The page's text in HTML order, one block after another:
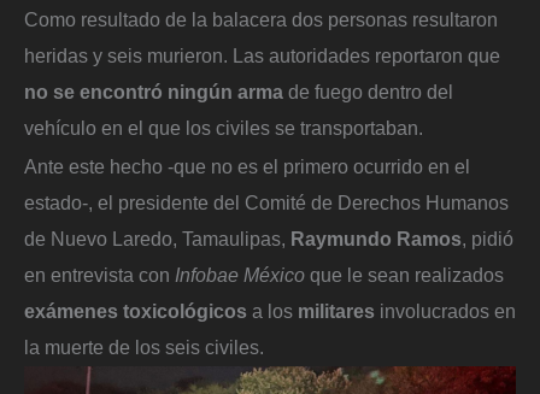
Como resultado de la balacera dos personas resultaron
heridas y seis murieron. Las autoridades reportaron que
no se encontró ningún arma de fuego dentro del
vehículo en el que los civiles se transportaban.
Ante este hecho -que no es el primero ocurrido en el
estado-, el presidente del Comité de Derechos Humanos
de Nuevo Laredo, Tamaulipas, Raymundo Ramos, pidió
en entrevista con Infobae México que le sean realizados
exámenes toxicológicos a los militares involucrados en
la muerte de los seis civiles.